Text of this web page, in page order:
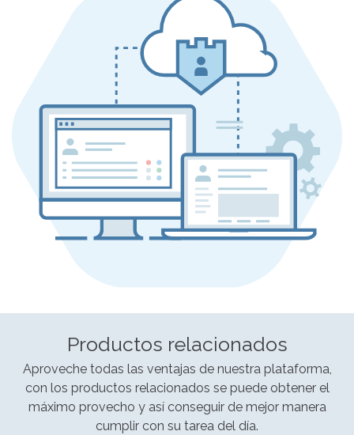
Productos relacionados
Aproveche todas las ventajas de nuestra plataforma,
con los productos relacionados se puede obtener el
máximo provecho y así conseguir de mejor manera
cumplir con su tarea del día.